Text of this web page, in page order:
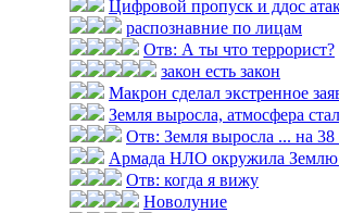
Цифровой пропуск и ддос
распознавние по лицам
Отв: А ты что террорист?
закон есть закон
Макрон сделал экстренное
Земля выросла, атмосфера
Отв: Земля выросла ... на 38
Армада НЛО окружила
Отв: когда я вижу
Новолуние